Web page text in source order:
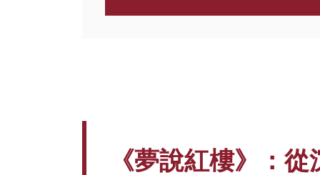
《夢說紅樓》：